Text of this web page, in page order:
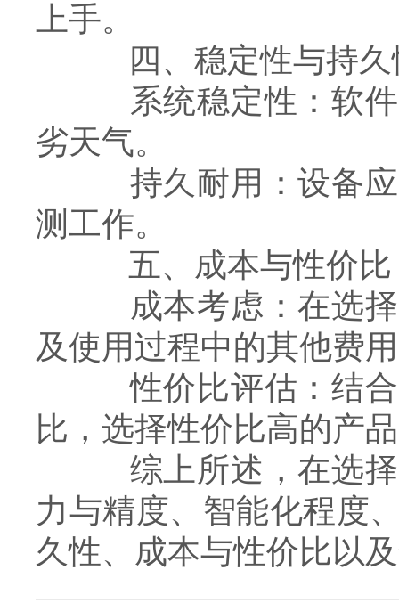
上手。
四、稳定性与持久
系统稳定性：软件
劣天气。
持久耐用：设备应
测工作。
五、成本与性价比
成本考虑：在选择
及使用过程中的其他费
性价比评估：结合
比，选择性价比高的产
综上所述，在选择
力与精度、智能化程度
久性、成本与性价比以